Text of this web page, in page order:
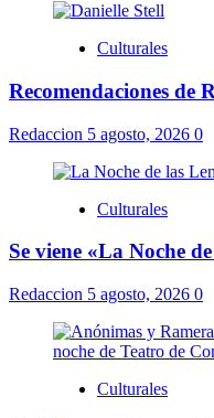
Culturales
Recomendaciones de
Redaccion 5 agosto, 2026 0
Culturales
Se viene «La Noche
Redaccion 5 agosto, 2026 0
Culturales